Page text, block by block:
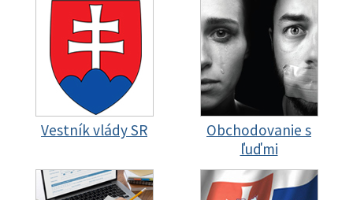
Vestník vlády SR
Obchodovanie s
ľuďmi